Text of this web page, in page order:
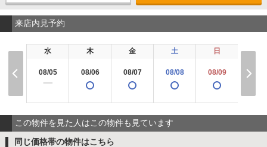
来店内見予約
水
08/05
ー
木
08/06
金
08/07
土
08/08
日
08/09 08/
この物件を見た人はこの物件も見ています
同じ価格帯の物件はこちら